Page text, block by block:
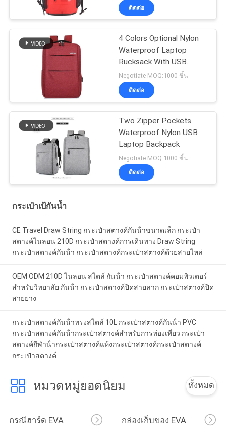
ติดต่อ
4 Colors Optional Nylon
Waterproof Laptop
Rucksack With USB
Charger
Negotiate MOQ:1000 ชิ้น
ติดต่อ
Two Zipper Pockets
Waterproof Nylon USB
Laptop Backpack
Negotiate MOQ:1000 ชิ้น
ติดต่อ
กระเป๋าเป้กันน้ำ
CE Travel Draw String กระเป๋าสตางค์กันน้ําขนาดเล็ก กระเป๋า
สตางค์ไนลอน 210D กระเป๋าสตางค์การเดินทาง Draw String
กระเป๋าสตางค์กันน้ํา กระเป๋าสตางค์กระเป๋าสตางค์ด้วยสายไหล่
OEM ODM 210D ไนลอน สไตล์ กันน้ํา กระเป๋าสตางค์คอมพิวเตอร์
สําหรับวิทยาลัย กันน้ํา กระเป๋าสตางค์ปิดสายลาก กระเป๋าสตางค์ปิด
สายยาง
กระเป๋าสตางค์กันน้ําทรงสไตล์ 10L กระเป๋าสตางค์กันน้ํา PVC
กระเป๋าสตางค์กันน้ํากระเป๋าสตางค์สําหรับการท่องเที่ยว กระเป๋า
สตางค์กีฬาน้ํากระเป๋าสตางค์แห้งกระเป๋าสตางค์กระเป๋าสตางค์
กระเป๋าสตางค์
หมวดหมู่ยอดนิยม ทั้งหมด
กรณีฮาร์ด EVA กล่องเก็บของ EVA